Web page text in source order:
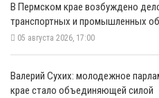
​В Пермском крае возбуждено
транспортных и промышленных
05 августа 2026, 17:00
​Валерий Сухих: молодежное
крае стало объединяющей силой